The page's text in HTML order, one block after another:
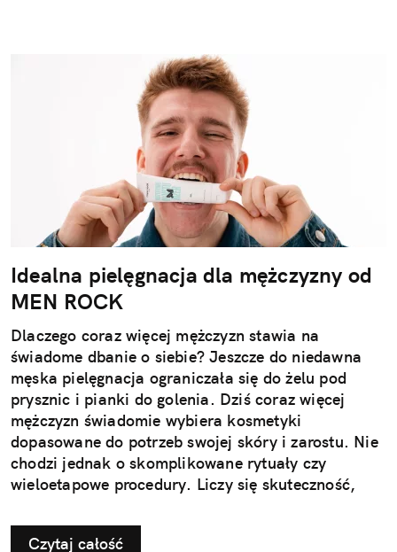
Idealna pielęgnacja dla mężczyzny od
MEN ROCK
Dlaczego coraz więcej mężczyzn stawia na
świadome dbanie o siebie? Jeszcze do niedawna
męska pielęgnacja ograniczała się do żelu pod
prysznic i pianki do golenia. Dziś coraz więcej
mężczyzn świadomie wybiera kosmetyki
dopasowane do potrzeb swojej skóry i zarostu. Nie
chodzi jednak o skomplikowane rytuały czy
wieloetapowe procedury. Liczy się skuteczność,
Nowoczesna pielęgnacja przestała być dodatkiem –
Czytaj całość